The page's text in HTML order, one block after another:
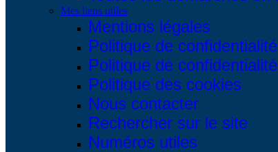
Mes liens utiles
Mentions légales
Politique de
Politique de
Politique des cookies
Nous contacter
Rechercher sur le site
Numéros utiles